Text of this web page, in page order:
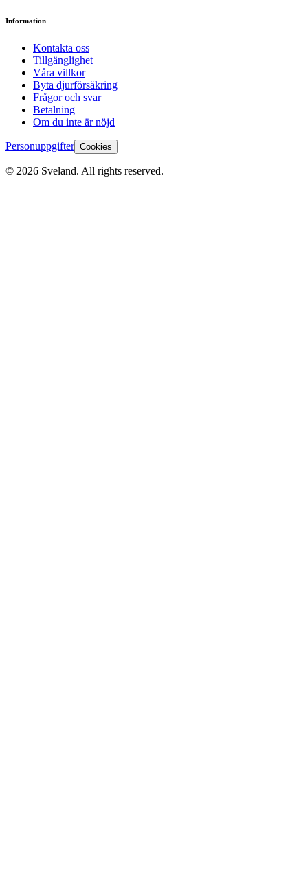
Information
Kontakta oss
Tillgänglighet
Våra villkor
Byta djurförsäkring
Frågor och svar
Betalning
Om du inte är nöjd
Personuppgifter Cookies
© 2026 Sveland. All rights reserved.